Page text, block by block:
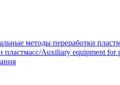
методы переработки
Auxiliary equipment for